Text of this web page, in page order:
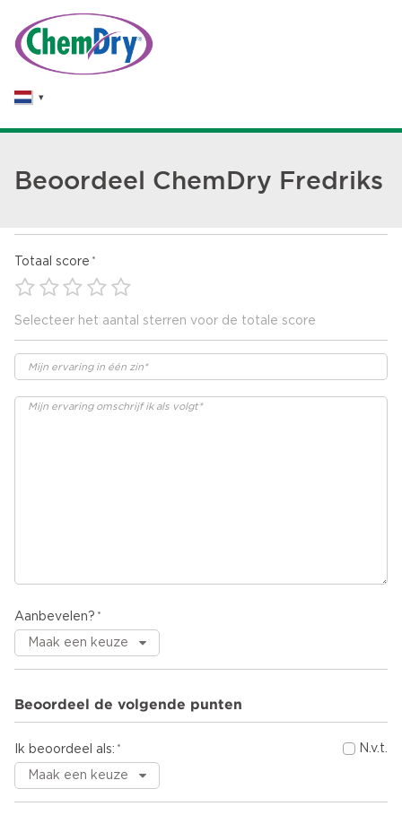
Beoordeel ChemDry Fredriks
Totaal score
Selecteer het aantal sterren voor de totale score
Aanbevelen?
Beoordeel de volgende punten
Ik beoordeel als: N.v.t.